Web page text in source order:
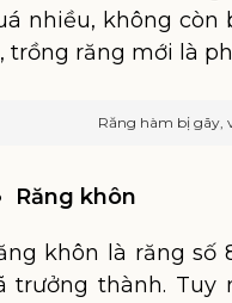
nhiều, không còn
trồng răng mới là
Răng hàm bị gãy,
Răng khôn
khôn là răng số
trưởng thành. Tuy